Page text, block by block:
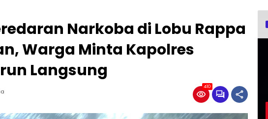
Narkoba di Lobu Rappa
Warga Minta Kapolres
Langsung
410